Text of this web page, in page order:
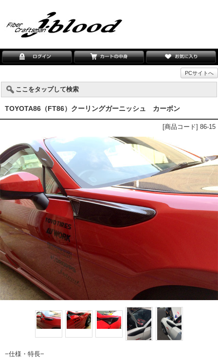
PCサイトへ
ここをタップして検索
TOYOTA86（FT86）クーリングガーニッシュ カーボン
[商品コード] 86-15
−仕様・特長−